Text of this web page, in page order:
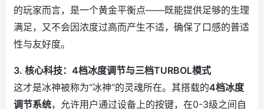
的玩家而言，是一个黄金平衡点——既能提供足够的生理
满足，又不会因浓度过高而产生不适，确保了口感的普适
性与友好度。
3. 核心科技：4档冰度调节与三档TURBOL模式
这才是冰神被称为“冰神”的灵魂所在。其搭载的4档冰度
调节系统，允许用户通过设备上的按键，在0-3级之间自